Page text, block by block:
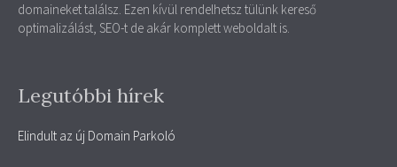
domaineket találsz. Ezen kívül rendelhetsz tülünk kereső
optimalizálást, SEO-t de akár komplett weboldalt is.
Legutóbbi hírek
Elindult az új Domain Parkoló